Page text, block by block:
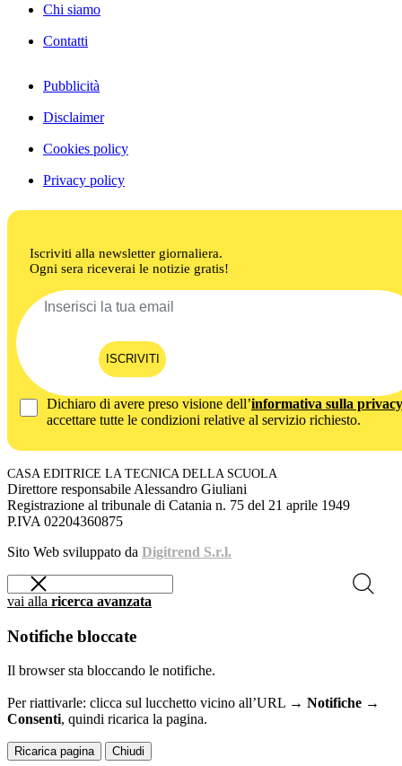
Chi siamo
Contatti
Pubblicità
Disclaimer
Cookies policy
Privacy policy
Iscriviti alla newsletter giornaliera.
Ogni sera riceverai le notizie gratis!
ISCRIVITI
Dichiaro di avere preso visione dell’informativa sulla privacy
accettare tutte le condizioni relative al servizio richiesto.
CASA EDITRICE LA TECNICA DELLA SCUOLA
Direttore responsabile Alessandro Giuliani
Registrazione al tribunale di Catania n. 75 del 21 aprile 1949
P.IVA 02204360875
Sito Web sviluppato da Digitrend S.r.l.
vai alla ricerca avanzata
Notifiche bloccate
Il browser sta bloccando le notifiche.
Per riattivarle: clicca sul lucchetto vicino all’URL → Notifiche →
Consenti, quindi ricarica la pagina.
Ricarica pagina Chiudi